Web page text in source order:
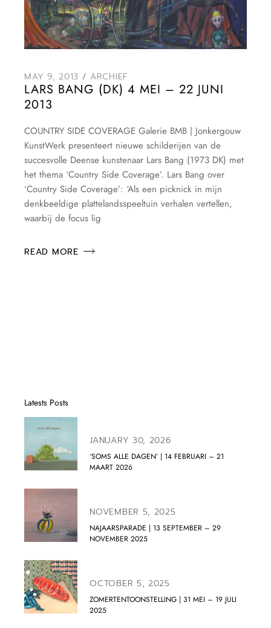
MAY 9, 2013 ARCHIEF
LARS BANG (DK) 4 MEI – 22 JUNI
2013
COUNTRY SIDE COVERAGE Galerie BMB | Jonkergouw
KunstWerk presenteert nieuwe schilderijen van de
succesvolle Deense kunstenaar Lars Bang (1973 DK) met
het thema ‘Country Side Coverage’. Lars Bang over
‘Country Side Coverage’: ‘Als een picknick in mijn
denkbeeldige plattelandsspeeltuin verhalen vertellen,
waarbij de focus lig
READ MORE
Latests Posts
JANUARY 30, 2026
‘SOMS ALLE DAGEN’ | 14 FEBRUARI – 21
MAART 2026
NOVEMBER 5, 2025
NAJAARSPARADE | 13 SEPTEMBER – 29
NOVEMBER 2025
OCTOBER 5, 2025
ZOMERTENTOONSTELLING | 31 MEI – 19 JULI
2025